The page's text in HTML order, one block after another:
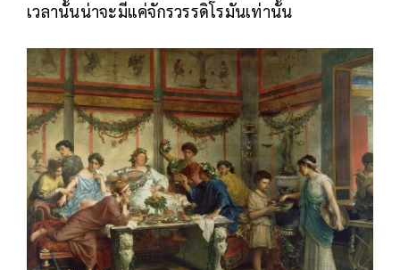
เวลานั้นน่าจะมีแค่จักรวรรดิโรมันเท่านั้น